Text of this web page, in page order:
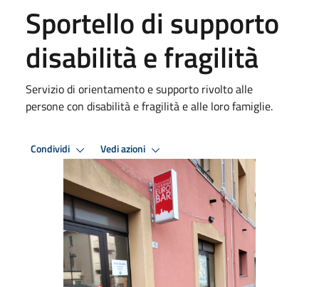
Sportello di supporto
disabilità e fragilità
Servizio di orientamento e supporto rivolto alle
persone con disabilità e fragilità e alle loro famiglie.
Condividi Vedi azioni